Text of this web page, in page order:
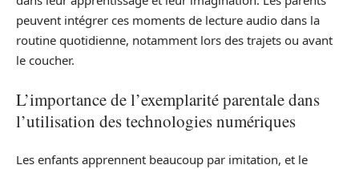
peuvent intégrer ces moments de lecture audio dans la
routine quotidienne, notamment lors des trajets ou avant
le coucher.
L’importance de l’exemplarité parentale dans
l’utilisation des technologies numériques
Les enfants apprennent beaucoup par imitation, et le